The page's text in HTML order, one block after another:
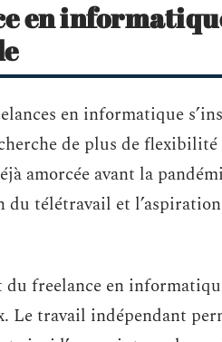
en
en informatique
de plus de
amorcée avant la
du télétravail et
du freelance en
Le travail indépendant